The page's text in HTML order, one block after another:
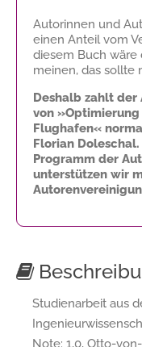
Autorinnen und
einen Anteil vom
diesem Buch wäre
meinen, das sollte
Deshalb zahlt
von
Flughafen«
Florian
Programm der
unterstützen wir
Studienarbeit aus
Note: 1,0, Otto-